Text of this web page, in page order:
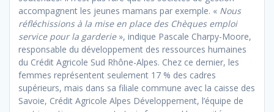
accompagnent les jeunes mamans par exemple. « Nous
réfléchissions à la mise en place des Chèques emploi
service pour la garderie», indique Pascale Charpy-Moore,
responsable du développement des ressources humaines
du Crédit Agricole Sud Rhône-Alpes. Chez ce dernier, les
femmes représentent seulement 17 % des cadres
supérieurs, mais dans sa filiale commune avec la caisse des
Savoie, Crédit Agricole Alpes Développement, l’équipe de